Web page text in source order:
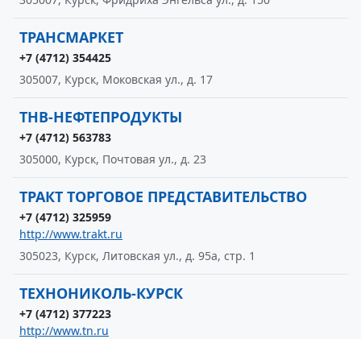
ТРАНСМАРКЕТ
+7 (4712) 354425
305007, Курск, Моковская ул., д. 17
ТНВ-НЕФТЕПРОДУКТЫ
+7 (4712) 563783
305000, Курск, Почтовая ул., д. 23
ТРАКТ ТОРГОВОЕ ПРЕДСТАВИТЕЛЬСТВО
+7 (4712) 325959
http://www.trakt.ru
305023, Курск, Литовская ул., д. 95а, стр. 1
ТЕХНОНИКОЛЬ-КУРСК
+7 (4712) 377223
http://www.tn.ru